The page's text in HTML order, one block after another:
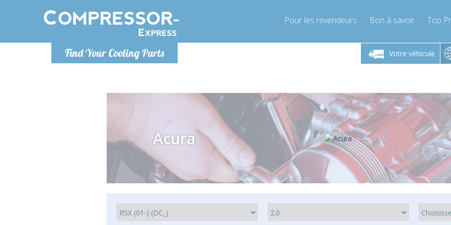
Find Your Cooling Parts
Pour les revendeurs Bon à savoir Top
Votre véhicule
Lundi-Vendredi 9h-17h Lundi-Vendredi 9h-17h
info@compressor-express.fr
Lundi-
Acura